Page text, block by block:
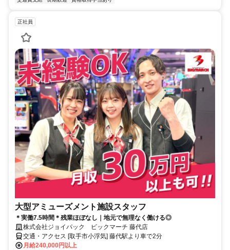
正社員
大型アミューズメント施設スタッフ
＊実働7.5時間＊残業ほぼなし｜地元で無理なく働ける◎
株式会社ジョイパック ビックマーチ 藤代店
交通・アクセス [取手市小浮気] 藤代駅より車で2分
月給240,000円以上